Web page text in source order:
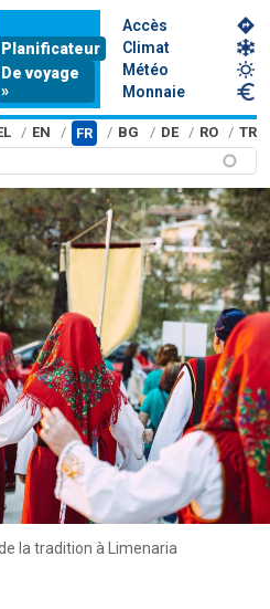
Planificateur
De voyage
»
Accès
Climat
Météo
Monnaie
EN FR BG DE RO TR
la tradition à Limenaria